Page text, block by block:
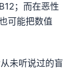
；而在恶性
可能把数值
未听说过的盲